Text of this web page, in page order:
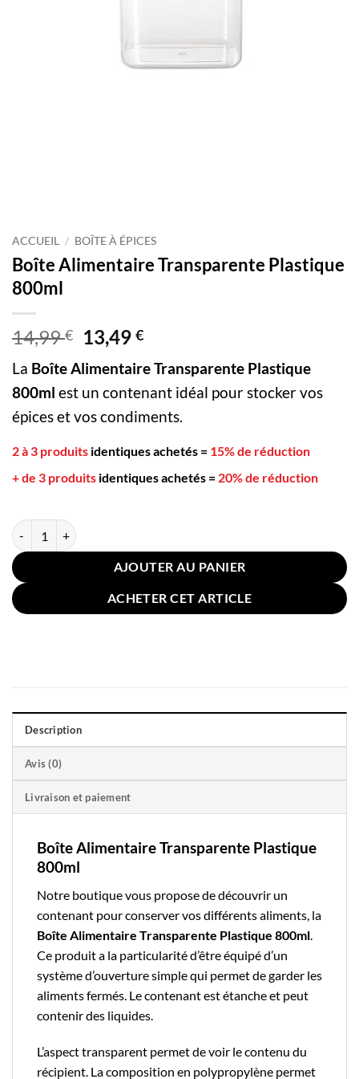
ACCUEIL / BOÎTE À ÉPICES
Boîte Alimentaire Transparente Plastique
800ml
14,99€
Le
prix
initial
était :
14,99 €.
13,49€Le
actuel
est :
13,49 €.
La Boîte Alimentaire Transparente Plastique
800ml est un contenant idéal pour stocker vos
épices et vos condiments.
2 à 3 produits identiques achetés = 15% de réduction
+ de 3 produits identiques achetés = 20% de réduction
quantité de Boîte Alimentaire Transparente Plastique 800ml
AJOUTER AU PANIER
ACHETER CET ARTICLE
Description
Avis (0)
Livraison et paiement
Boîte Alimentaire Transparente Plastique
800ml
Notre boutiquevous propose de découvrir un
contenant pour conserver vos différents aliments, la
Boîte Alimentaire Transparente Plastique 800ml
Ce produit a la particularité d’être équipé d’un
système d’ouverture simple qui permet de garder les
aliments fermés. Le contenant est étanche et peut
contenir des liquides.
L’aspect transparent permet de voir le contenu du
récipient. La composition en polypropylène permet